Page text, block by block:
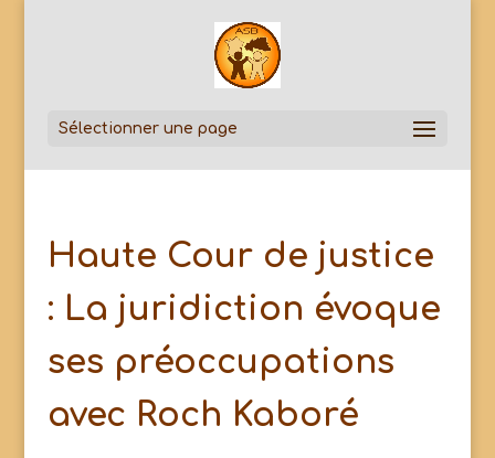
Sélectionner une page
Haute Cour de justice
: La juridiction évoque
ses préoccupations
avec Roch Kaboré